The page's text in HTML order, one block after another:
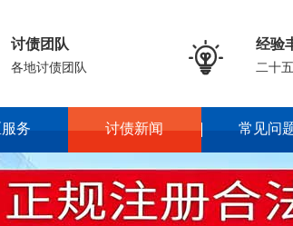
讨债团队
各地讨债团队  经验
二十
务 讨债新闻 常见问